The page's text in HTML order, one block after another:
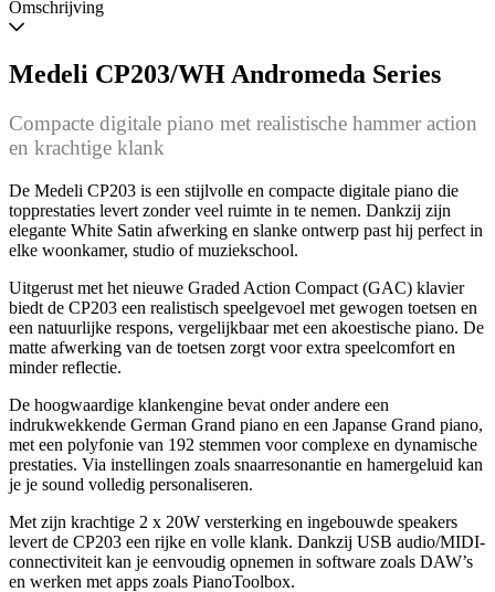
beschikbaar
Omschrijving
Medeli CP203/WH Andromeda Series
Compacte digitale piano met realistische hammer action
en krachtige klank
De Medeli CP203 is een stijlvolle en compacte digitale piano die
topprestaties levert zonder veel ruimte in te nemen. Dankzij zijn
elegante White Satin afwerking en slanke ontwerp past hij perfect in
elke woonkamer, studio of muziekschool.
Uitgerust met het nieuwe Graded Action Compact (GAC) klavier
biedt de CP203 een realistisch speelgevoel met gewogen toetsen en
een natuurlijke respons, vergelijkbaar met een akoestische piano. De
matte afwerking van de toetsen zorgt voor extra speelcomfort en
minder reflectie.
De hoogwaardige klankengine bevat onder andere een
indrukwekkende German Grand piano en een Japanse Grand piano,
met een polyfonie van 192 stemmen voor complexe en dynamische
prestaties. Via instellingen zoals snaarresonantie en hamergeluid kan
je je sound volledig personaliseren.
Met zijn krachtige 2 x 20W versterking en ingebouwde speakers
levert de CP203 een rijke en volle klank. Dankzij USB audio/MIDI-
connectiviteit kan je eenvoudig opnemen in software zoals DAW’s
en werken met apps zoals PianoToolbox.